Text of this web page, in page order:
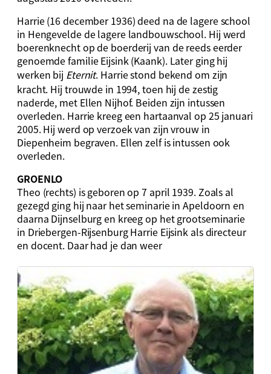
Harrie (16 december 1936) deed na de lagere school
in Hengevelde de lagere landbouwschool. Hij werd
boerenknecht op de boerderij van de reeds eerder
genoemde familie Eijsink (Kaank). Later ging hij
werken bij Eternit. Harrie stond bekend om zijn
kracht. Hij trouwde in 1994, toen hij de zestig
naderde, met Ellen Nijhof. Beiden zijn intussen
overleden. Harrie kreeg een hartaanval op 25 januari
2005. Hij werd op verzoek van zijn vrouw in
Diepenheim begraven. Ellen zelf is intussen ook
overleden.
GROENLO
Theo (rechts) is geboren op 7 april 1939. Zoals al
gezegd ging hij naar het seminarie in Apeldoorn en
daarna Dijnselburg en kreeg op het grootseminarie
in Driebergen-Rijsenburg Harrie Eijsink als directeur
en docent. Daar had je dan weer